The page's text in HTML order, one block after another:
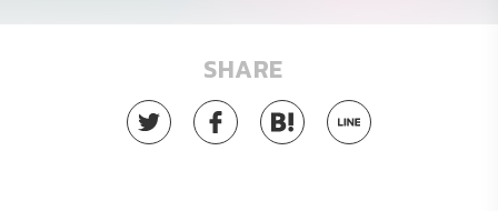
SHARE